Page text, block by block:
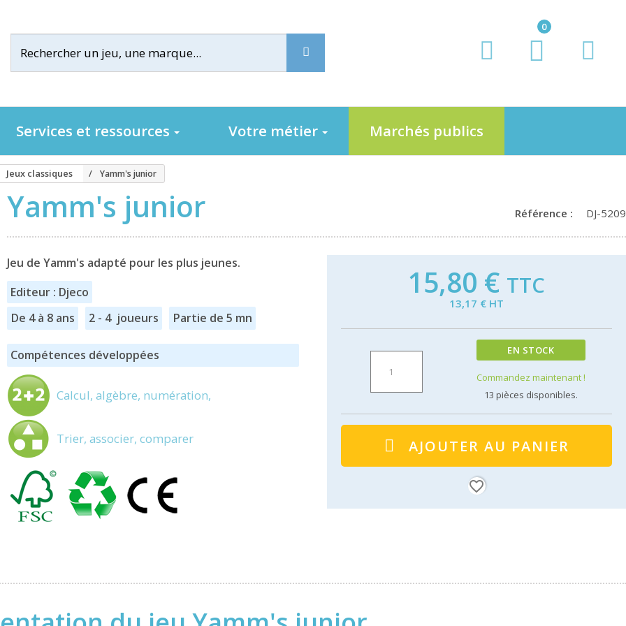
0
Services et ressources Votre métier Marchés publics
Jeux classiques Yamm's junior
Yamm's junior Référence : DJ-5209
Jeu de Yamm's adapté pour les plus jeunes.
Editeur : Djeco
De 4 à 8 ans
2 - 4 joueurs Partie de 5 mn
Compétences développées
Calcul, algèbre, numération,
Trier, associer, comparer
15,80 € TTC
13,17 € HT
EN STOCK
Commandez maintenant !
13 pièces disponibles.
AJOUTER AU PANIER
favorite_border